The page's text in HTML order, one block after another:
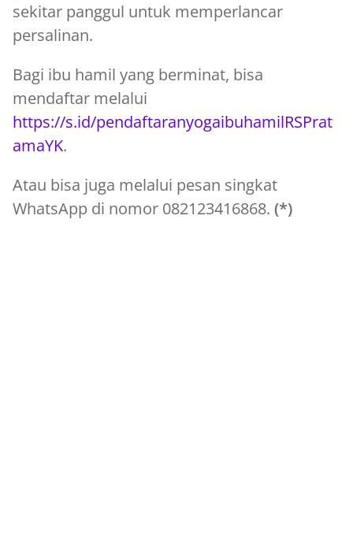
sekitar panggul untuk memperlancar
persalinan.
Bagi ibu hamil yang berminat, bisa
mendaftar melalui
https://s.id/pendaftaranyogaibuhamilRSPrat
amaYK.
Atau bisa juga melalui pesan singkat
WhatsApp di nomor 082123416868. (*)